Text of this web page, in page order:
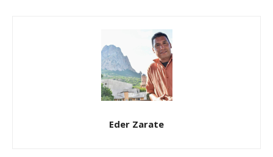
Eder Zarate